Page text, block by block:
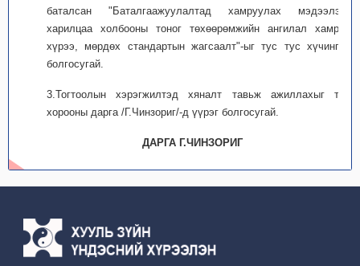
баталсан "Баталгаажуулалтад хамруулах мэдээлэл,
харилцаа холбооны тоног төхөөрөмжийн ангилал хамрах
хүрээ, мөрдөх стандартын жагсаалт"-ыг тус тус хүчингүй
болгосугай.
3.Тогтоолын хэрэгжилтэд хяналт тавьж ажиллахыг тус
хорооны дарга /Г.Чинзориг/-д үүрэг болгосугай.
ДАРГА Г.ЧИНЗОРИГ